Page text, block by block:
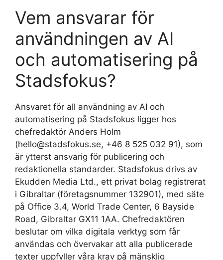
Vem ansvarar för
användningen av AI
och automatisering på
Stadsfokus?
Ansvaret för all användning av AI och
automatisering på Stadsfokus ligger hos
chefredaktör Anders Holm
(hello@stadsfokus.se, +46 8 525 032 91), som
är ytterst ansvarig för publicering och
redaktionella standarder. Stadsfokus drivs av
Ekudden Media Ltd., ett privat bolag registrerat
i Gibraltar (företagsnummer 132901), med säte
på Office 3.4, World Trade Center, 6 Bayside
Road, Gibraltar GX11 1AA. Chefredaktören
beslutar om vilka digitala verktyg som får
användas och övervakar att alla publicerade
texter uppfyller våra krav på mänsklig